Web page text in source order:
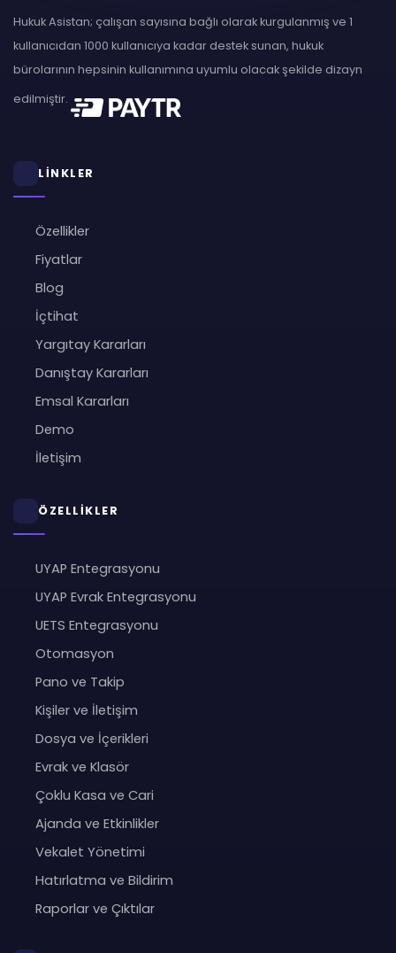
Hukuk Asistan; çalışan sayısına bağlı olarak kurgulanmış ve 1
kullanıcıdan 1000 kullanıcıya kadar destek sunan, hukuk
bürolarının hepsinin kullanımına uyumlu olacak şekilde dizayn
edilmiştir.
LİNKLER
Özellikler
Fiyatlar
Blog
İçtihat
Yargıtay Kararları
Danıştay Kararları
Emsal Kararları
Demo
İletişim
ÖZELLİKLER
UYAP Entegrasyonu
UYAP Evrak Entegrasyonu
UETS Entegrasyonu
Otomasyon
Pano ve Takip
Kişiler ve İletişim
Dosya ve İçerikleri
Evrak ve Klasör
Çoklu Kasa ve Cari
Ajanda ve Etkinlikler
Vekalet Yönetimi
Hatırlatma ve Bildirim
Raporlar ve Çıktılar